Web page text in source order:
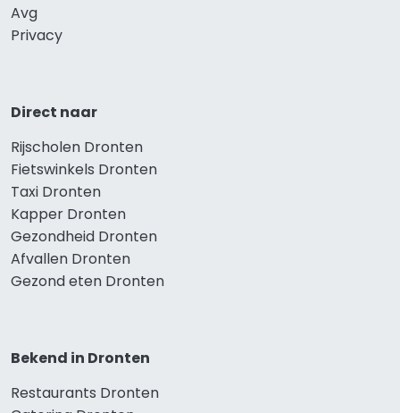
Avg
Privacy
Direct naar
Rijscholen Dronten
Fietswinkels Dronten
Taxi Dronten
Kapper Dronten
Gezondheid Dronten
Afvallen Dronten
Gezond eten Dronten
Bekend in Dronten
Restaurants Dronten